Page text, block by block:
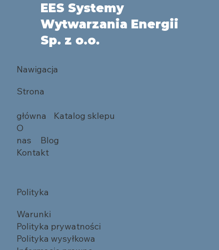
EES Systemy
Wytwarzania Energii
Sp. z o.o.
Nawigacja
Strona
główna
Katalog sklepu
O
nas
Blog
Kontakt
Polityka
Warunki
Polityka prywatności
Polityka wysyłkowa